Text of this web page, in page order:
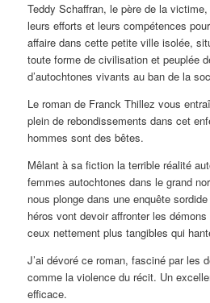
Teddy Schaffran, le père de la
leurs efforts et leurs compétences
affaire dans cette petite ville isolée,
toute forme de civilisation et peuplée
d’autochtones vivants au ban de la
Le roman de Franck Thillez vous
plein de rebondissements dans cet
hommes sont des bêtes.
Mêlant à sa fiction la terrible réalité
femmes autochtones dans le grand
nous plonge dans une enquête
héros vont devoir affronter les
ceux nettement plus tangibles qui
J’ai dévoré ce roman, fasciné par les
comme la violence du récit. Un
efficace.